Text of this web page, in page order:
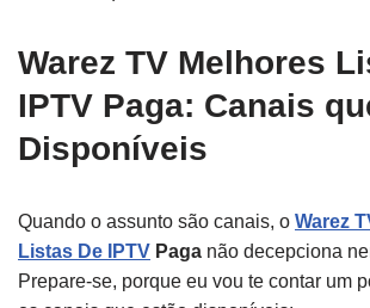
Warez TV Melhores
IPTV Paga: Canais
Disponíveis
Quando o assunto são canais, o Warez
Listas De IPTV Paga não decepciona
Prepare-se, porque eu vou te contar um